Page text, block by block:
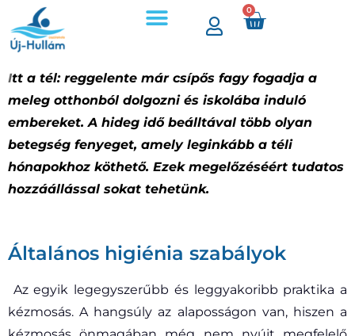
0
Itt a tél: reggelente már csípős fagy fogadja a
meleg otthonból dolgozni és iskolába induló
embereket. A hideg idő beálltával több olyan
betegség fenyeget, amely leginkább a téli
hónapokhoz köthető. Ezek megelőzéséért tudatos
hozzáállással sokat tehetünk.
Általános higiénia szabályok
Az egyik legegyszerűbb és leggyakoribb praktika a
kézmosás. A hangsúly az alaposságon van, hiszen a